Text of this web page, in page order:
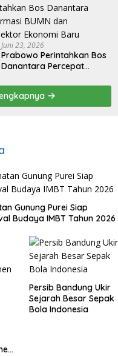
Juni 23, 2026
Prabowo Perintahkan Bos
Danantara Percepat
Pengembangan Sektor
Ekonomi Baru
Gunung Purei Siap
Budaya IMBT Tahun 2026
Persib Bandung Ukir
Sejarah Besar Sepak
Bola Indonesia